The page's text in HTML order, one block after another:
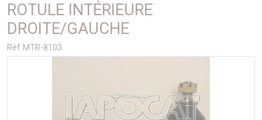
ROTULE INTÉRIEURE
DROITE/GAUCHE
Réf MTR-8103